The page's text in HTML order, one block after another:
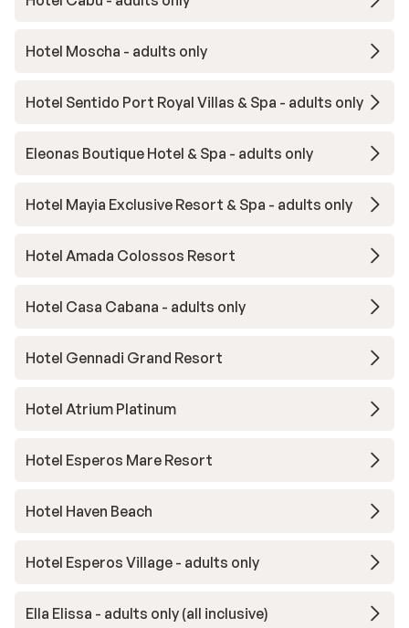
Hotel Moscha - adults only
Hotel Sentido Port Royal Villas & Spa - adults only
Eleonas Boutique Hotel & Spa - adults only
Hotel Mayia Exclusive Resort & Spa - adults only
Hotel Amada Colossos Resort
Hotel Casa Cabana - adults only
Hotel Gennadi Grand Resort
Hotel Atrium Platinum
Hotel Esperos Mare Resort
Hotel Haven Beach
Hotel Esperos Village - adults only
Ella Elissa - adults only (all inclusive)